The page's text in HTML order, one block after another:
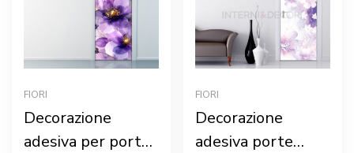
FIORI
Decorazione
adesiva per porte
FIORI
Decorazione
adesiva porte